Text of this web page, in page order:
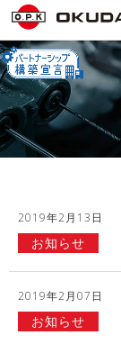
2019年2月13日
お知らせ
2019年2月07日
お知らせ